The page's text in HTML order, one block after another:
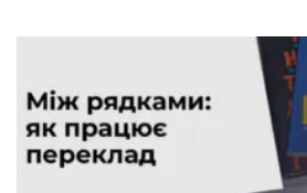
дитиною і повертатися до
Саме до таких належить
Персі» — тепла, добра й по-
класика дитячої літератури.
парку Персі» — особлива